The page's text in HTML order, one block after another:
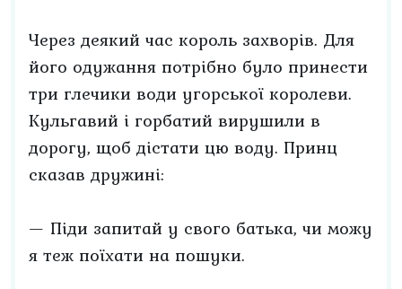
Через деякий час король захворів. Для
його одужання потрібно було принести
три глечики води угорської королеви.
Кульгавий і горбатий вирушили в
дорогу, щоб дістати цю воду. Принц
сказав дружині:
— Піди запитай у свого батька, чи можу
я теж поїхати на пошуки.